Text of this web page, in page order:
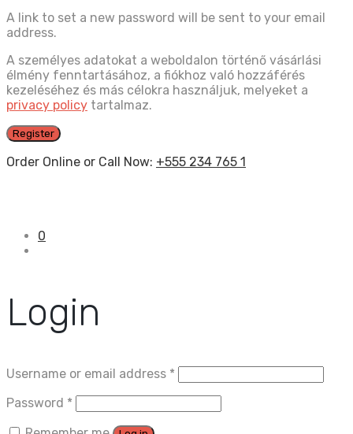
A link to set a new password will be sent to your email
address.
A személyes adatokat a weboldalon történő vásárlási
élmény fenntartásához, a fiókhoz való hozzáférés
kezeléséhez és más célokra használjuk, melyeket a
privacy policy tartalmaz.
Register
Order Online or Call Now: +555 234 765 1
0
Login
Username or email address *
Password *